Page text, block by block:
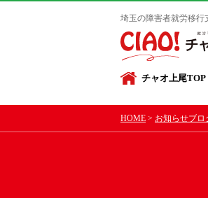
埼玉の障害者就労移行
チャオ上尾TOP
HOME お知らせブロ